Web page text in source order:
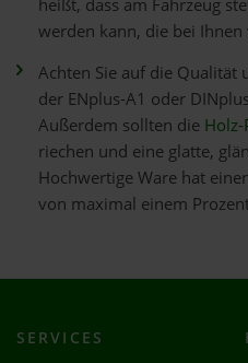
heißt, dass am Fahrzeug
werden kann, die bei
Achten Sie auf die Qualität
der ENplus-A1 oder
Außerdem sollten die
riechen und eine glatte,
Hochwertige Ware hat
von maximal einem
SERVICES